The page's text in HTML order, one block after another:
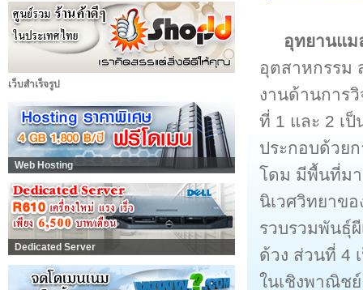
เว็บสำเร็จรูป
Web Hosting
Dedicated Server
อุทยานแม
อุตสาหกรรม
งานด้านการ
ที่ 1 และ 2 เ
ประกอบด้วย
โดม มีพื้นที่มา
นิเวศวิทยาข
รวบรวมพันธุ์
ด้วง ส่วนที่ 4
ในเชิงพาณิช